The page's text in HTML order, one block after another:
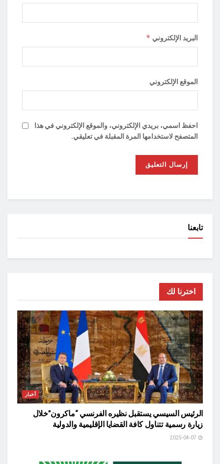
البريد الإلكتروني *
الموقع الإلكتروني
احفظ اسمي، بريدي الإلكتروني، والموقع الإلكتروني في هذا
المتصفح لاستخدامها المرة المقبلة في تعليقي.
تابعنا
اخترنا لك
أخبار
الرئيس السيسي يستقبل نظيره الفرنسي “ماكرون”خلال
زيارة رسمية تتناول كافة القضايا الإقليمية والدولية